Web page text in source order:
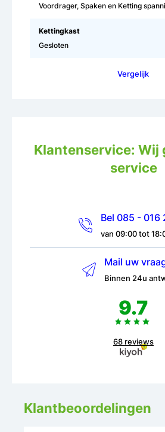
Voordrager, Spaken en Ketting
Kettingkast
Gesloten
Vergelijk
Klantenservice: Wij
service
Bel 085 - 016
van 09:00 tot
Mail uw
Binnen 24u
9.7
68 reviews
Klantbeoordelingen